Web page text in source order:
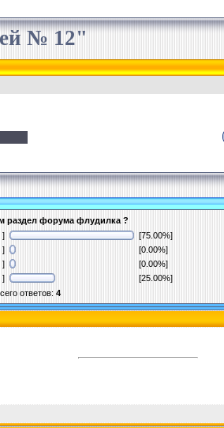
№ 12"
раздел форума флудилка ?
]
[75.00%]
]
[0.00%]
]
[0.00%]
]
[25.00%]
ответов: 4